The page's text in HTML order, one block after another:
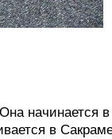
начинается в
в